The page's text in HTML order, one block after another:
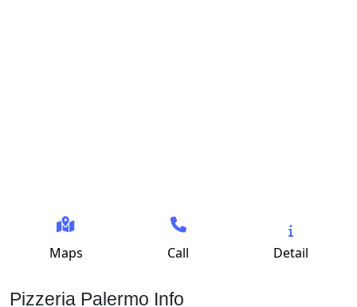
Maps Call Detail
Pizzeria Palermo Info